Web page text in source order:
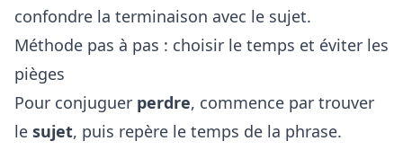
confondre la terminaison avec le sujet.
Méthode pas à pas : choisir le temps et éviter les
pièges
Pour conjuguer perdre, commence par trouver
le sujet, puis repère le temps de la phrase.